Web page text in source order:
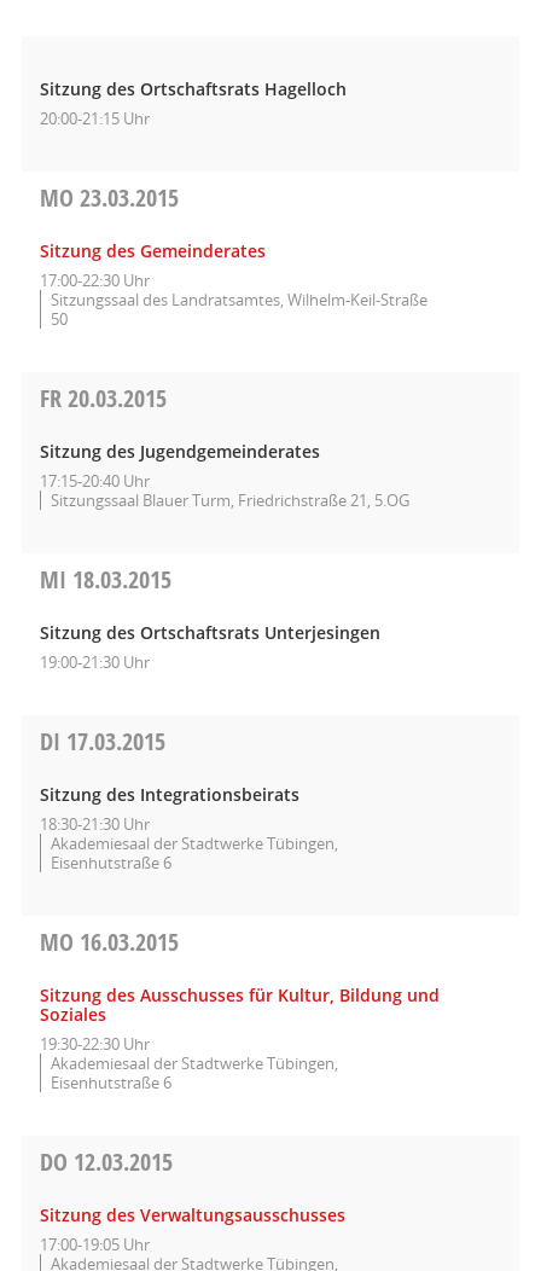
Sitzung des Ortschaftsrats Hagelloch
20:00-21:15 Uhr
MO 23.03.2015
Sitzung des Gemeinderates
17:00-22:30 Uhr
Sitzungssaal des Landratsamtes, Wilhelm-Keil-Straße
50
FR20.03.2015
Sitzung des Jugendgemeinderates
17:15-20:40 Uhr
Sitzungssaal Blauer Turm, Friedrichstraße 21, 5.OG
MI 18.03.2015
Sitzung des Ortschaftsrats Unterjesingen
19:00-21:30 Uhr
DI 17.03.2015
Sitzung des Integrationsbeirats
18:30-21:30 Uhr
Akademiesaal der Stadtwerke Tübingen,
Eisenhutstraße 6
MO 16.03.2015
Sitzung des Ausschusses für Kultur, Bildung und
Soziales
19:30-22:30 Uhr
Akademiesaal der Stadtwerke Tübingen,
Eisenhutstraße 6
DO 12.03.2015
Sitzung des Verwaltungsausschusses
17:00-19:05 Uhr
Akademiesaal der Stadtwerke Tübingen,